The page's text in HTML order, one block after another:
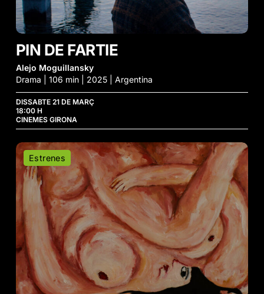
PIN DE FARTIE
Alejo Moguillansky
Drama | 106 min | 2025 | Argentina
DISSABTE 21 DE MARÇ
18:00 H
CINEMES GIRONA
Curts
d’Animació
Estrenes